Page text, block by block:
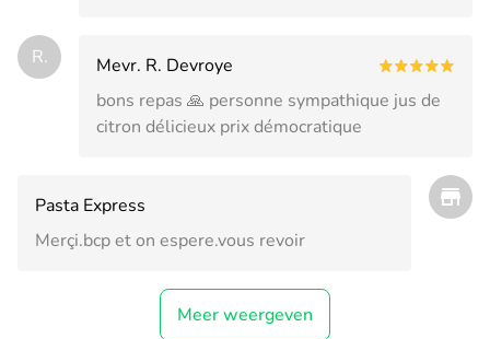
R.
Mevr. R. Devroye
bons repas 🙏 personne sympathique jus de
citron délicieux prix démocratique
Pasta Express
Merçi.bcp et on espere.vous revoir
Meer weergeven